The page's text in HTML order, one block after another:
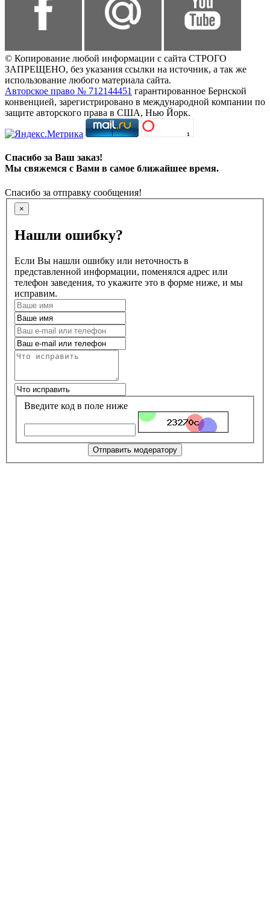
© Копирование любой информации с сайта СТРОГО
ЗАПРЕЩЕНО, без указания ссылки на источник, а так же
использование любого материала сайта.
Авторское право № 712144451 гарантированное Бернской
конвенцией, зарегистрировано в международной компании по
защите авторского права в США, Нью Йорк.
Спасибо за Ваш заказ!
Мы свяжемся с Вами в самое ближайшее время.
Спасибо за отправку сообщения!
×
Нашли ошибку?
Если Вы нашли ошибку или неточность в
представленной информации, поменялся адрес или
телефон заведения, то укажите это в форме ниже, и мы
исправим.
Введите код в поле ниже
Отправить модератору